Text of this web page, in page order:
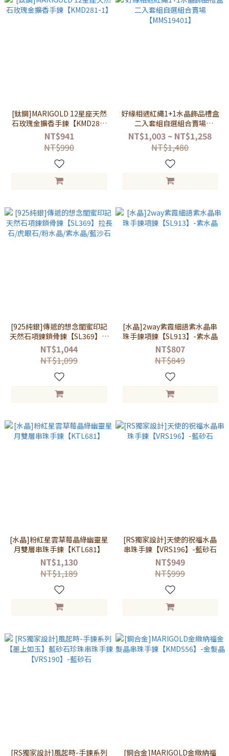
[鈦鋼]MARIGOLD 12星座天然
石玫瑰金擴香手鍊【KMD281-
1】
NT$941
NT$990
好緣相遇紅繩1+1水晶飾品禮盒
二入套組自選組合賣場
【MMS19401】
NT$1,003 ~ NT$1,258
NT$1,480
[925純銀]傳遞的想念閨蜜印記
天然石項鍊鎖骨鍊【SL369】拉
長石/虎眼石/粉水晶/紫水晶/藍
沙石
NT$1,044
NT$1,099
[水晶]2way紫霞細語紫水晶串
珠手鍊項鍊【SL913】-紫水晶
NT$807
NT$849
[水晶]粉紅星雲草莓晶綠幽靈星
月雙層串珠手鍊【KTL681】
NT$1,130
NT$1,189
[RS獨家設計]天使的祝福水晶
串珠手鍊【VRS196】-藍砂石
NT$949
NT$999
[RS獨家設計]風起時-手鍊系列 [銅合金]MARIGOLD金緻納福